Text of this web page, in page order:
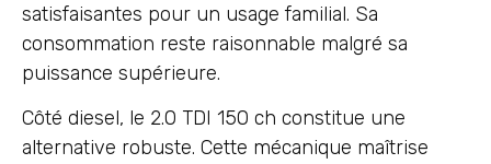
satisfaisantes pour un usage familial. Sa
consommation reste raisonnable malgré sa
puissance supérieure.
Côté diesel, le 2.0 TDI 150 ch constitue une
alternative robuste. Cette mécanique maîtrise